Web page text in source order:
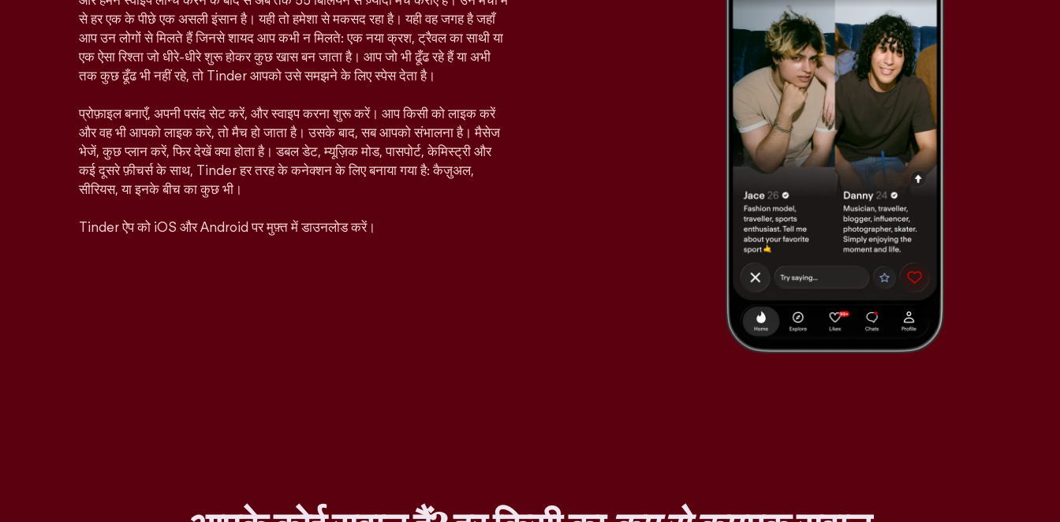
से हर एक के पीछे एक असली इंसान है। यही तो हमेशा से मकसद रहा है। यही वह जगह है जहाँ
आप उन लोगों से मिलते हैं जिनसे शायद आप कभी न मिलते: एक नया क्रश, ट्रैवल का साथी या
एक ऐसा रिश्ता जो धीरे-धीरे शुरू होकर कुछ खास बन जाता है। आप जो भी ढूँढ रहे हैं या अभी
तक कुछ ढूँढ भी नहीं रहे, तो Tinder आपको उसे समझने के लिए स्पेस देता है।
प्रोफ़ाइल बनाएँ, अपनी पसंद सेट करें, और स्वाइप करना शुरू करें। आप किसी को लाइक करें
और वह भी आपको लाइक करे, तो मैच हो जाता है। उसके बाद, सब आपको संभालना है। मैसेज
भेजें, कुछ प्लान करें, फिर देखें क्या होता है। डबल डेट, म्यूज़िक मोड, पासपोर्ट, केमिस्ट्री और
कई दूसरे फ़ीचर्स के साथ, Tinder हर तरह के कनेक्शन के लिए बनाया गया है: कैज़ुअल,
सीरियस, या इनके बीच का कुछ भी।
Tinder ऐप को iOS और Android पर मुफ़्त में डाउनलोड करें।